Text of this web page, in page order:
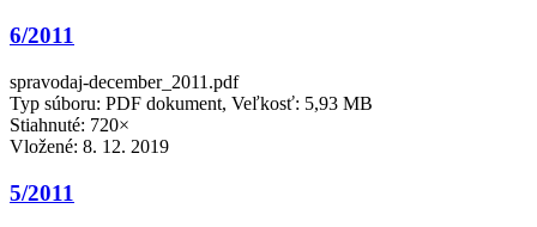
6/2011
spravodaj-december_2011.pdf
Typ súboru: PDF dokument, Veľkosť: 5,93 MB
Stiahnuté: 720×
Vložené: 8. 12. 2019
5/2011